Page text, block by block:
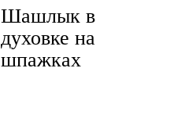
Шашлык в
духовке на
шпажках